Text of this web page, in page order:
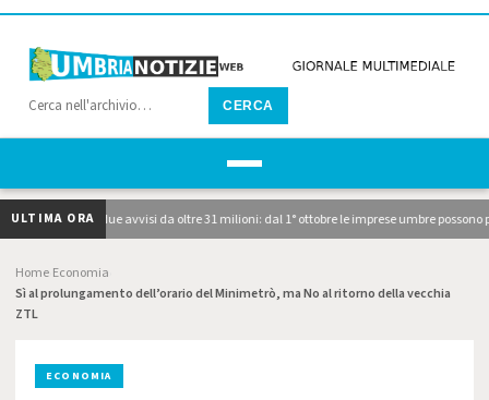
CERCA
ULTIMA ORA
pubblicati i due avvisi da oltre 31 milioni: dal 1° ottobre le imprese umbre possono
Home Economia
Sì al prolungamento dell’orario del Minimetrò, ma No al ritorno della vecchia
ZTL
ECONOMIA